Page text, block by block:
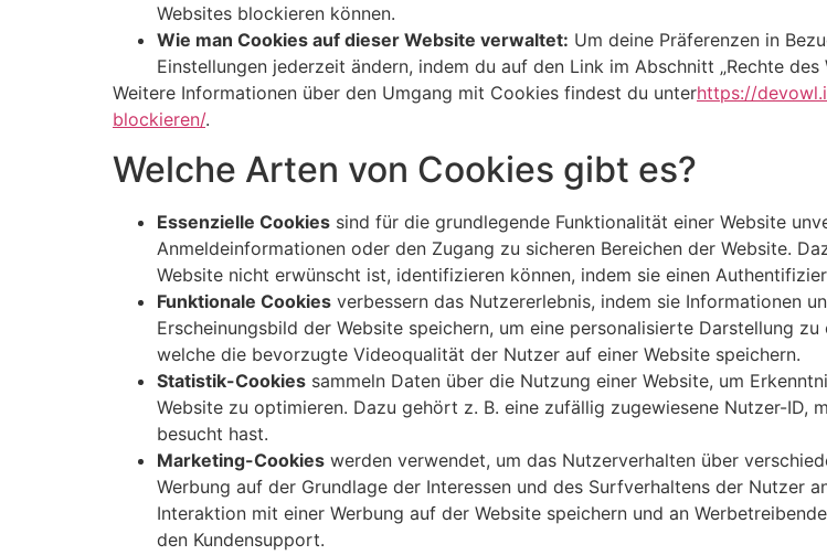
Websites blockieren können.
Wie man Cookies auf dieser Website verwaltet: Um deine Präferenzen in
Einstellungen jederzeit ändern, indem du auf den Link im Abschnitt „Rechte des
Weitere Informationen über den Umgang mit Cookies findest du unterhttps://
blockieren/.
Welche Arten von Cookies gibt es?
Essenzielle Cookies sind für die grundlegende Funktionalität einer Website
Anmeldeinformationen oder den Zugang zu sicheren Bereichen der Website.
Website nicht erwünscht ist, identifizieren können, indem sie einen
Funktionale Cookies verbessern das Nutzererlebnis, indem sie Informationen
Erscheinungsbild der Website speichern, um eine personalisierte Darstellung
welche die bevorzugte Videoqualität der Nutzer auf einer Website speichern.
Statistik-Cookies sammeln Daten über die Nutzung einer Website, um
Website zu optimieren. Dazu gehört z. B. eine zufällig zugewiesene Nutzer-ID,
besucht hast.
Marketing-Cookies werden verwendet, um das Nutzerverhalten über
Werbung auf der Grundlage der Interessen und des Surfverhaltens der Nutzer
Interaktion mit einer Werbung auf der Website speichern und an
den Kundensupport.